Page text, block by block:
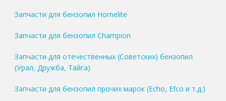
Запчасти для бензопил Homelite
Запчасти для бензопил Champion
Запчасти для отечественных (Советских) бензопил
(Урал, Дружба, Тайга)
Запчасти для бензопил прочих марок (Echo, Efco и т.д.)